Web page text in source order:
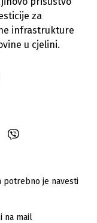
za
infrastrukture
u cjelini.
potrebno je navesti
na mail